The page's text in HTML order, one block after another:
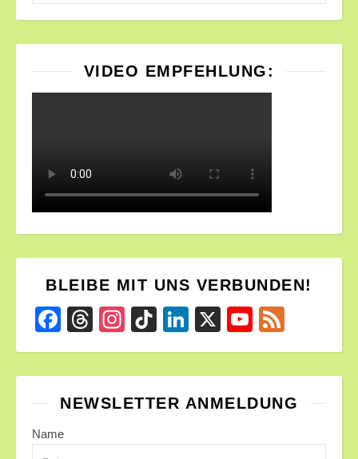
VIDEO EMPFEHLUNG:
BLEIBE MIT UNS VERBUNDEN!
Facebook
Threads
Instagram
TikTokLinkedIn
X
YouTube
Channel
NEWSLETTER ANMELDUNG
Name